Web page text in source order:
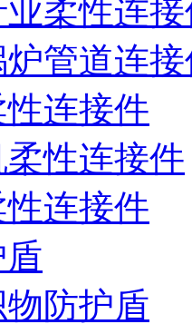
柔性连
管道连
连接件
性连接件
连接件
防护盾